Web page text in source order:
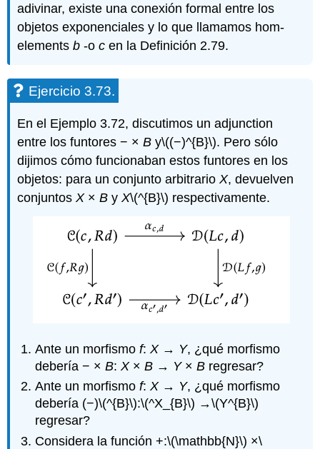
adivinar, existe una conexión formal entre los
objetos exponenciales y lo que llamamos hom-
elementsb -oc en la Definición 2.79.
Ejercicio 3.73.
En el Ejemplo 3.72, discutimos un adjunction
entre los funtores − ×B y\((−)^{B}\). Pero sólo
dijimos cómo funcionaban estos funtores en los
objetos: para un conjunto arbitrarioX, devuelven
conjuntosX×B yX\(^{B}\) respectivamente.
Ante un morfismof:X→ Y, ¿qué morfismo
debería − ×B:X×B → Y×B regresar?
Ante un morfismof:X→ Y, ¿qué morfismo
debería (−)\(^{B}\):\(^X_{B}\) →\(Y^{B}\)
regresar?
Considera la función +:\(\mathbb{N}\) ×\